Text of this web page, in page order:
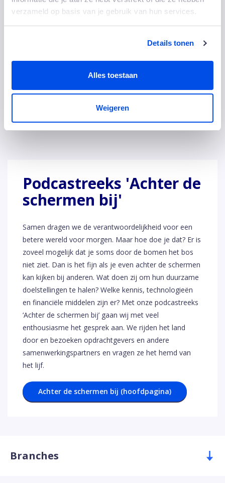
verzameld op basis van je gebruik van hun services.
Details tonen
Alles toestaan
Weigeren
social return
Podcast - Via certificeren (verder)
verduurzamen
Podcastreeks 'Achter de
schermen bij'
Samen dragen we de verantwoordelijkheid voor een
betere wereld voor morgen. Maar hoe doe je dat? Er is
zoveel mogelijk dat je soms door de bomen het bos
niet ziet. Dan is het fijn als je even achter de schermen
kan kijken bij anderen. Wat doen zij om hun duurzame
doelstellingen te halen? Welke kennis, technologieën
en financiële middelen zijn er? Met onze podcastreeks
‘Achter de schermen bij’ gaan wij met veel
enthousiasme het gesprek aan. We rijden het land
door en bezoeken opdrachtgevers en andere
samenwerkingspartners en vragen ze het hemd van
het lijf.
Achter de schermen bij (hoofdpagina)
Branches